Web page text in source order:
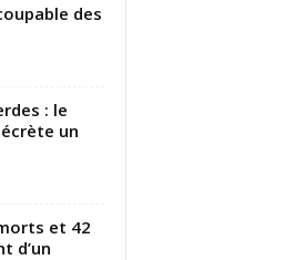
des
: le
un
et 42
d’un